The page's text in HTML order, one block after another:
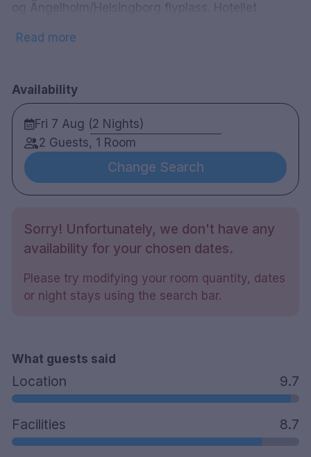
og Ängelholm/Helsingborg flyplass. Hotellet
betyr at fokuset på sengekomfort er en av de
frokost, personlighet og komfortabel søvn, har
hotellet blitt populært blant både gjester og
helsingborgere.
Bad med dusj
Gratis Wifi
TV
safe
Skrivebord
Strykejern/strykebrett etter avtale
Gratis badeprodukter
Gym
Vaskeri
Parkering mot en avgift
Read more
Availability
Fri 7 Aug (2 Nights)
2 Guests, 1 Room
Change Search
Sorry! Unfortunately, we don't have any
availability for your chosen dates.
Please try modifying your room quantity, dates
or night stays using the search bar.
What guests said
Location 9.7
Facilities 8.7